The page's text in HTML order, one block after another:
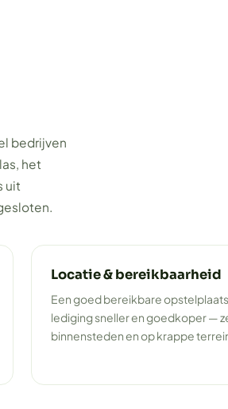
bedrijven
het
uit
Locatie & bereikbaarheid
Een goed bereikbare
lediging sneller en goedkoper —
binnensteden en op krappe